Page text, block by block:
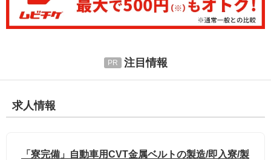
注目情報
求人情報
「寮完備」自動車用CVT金属ベルトの製造/即入寮/製